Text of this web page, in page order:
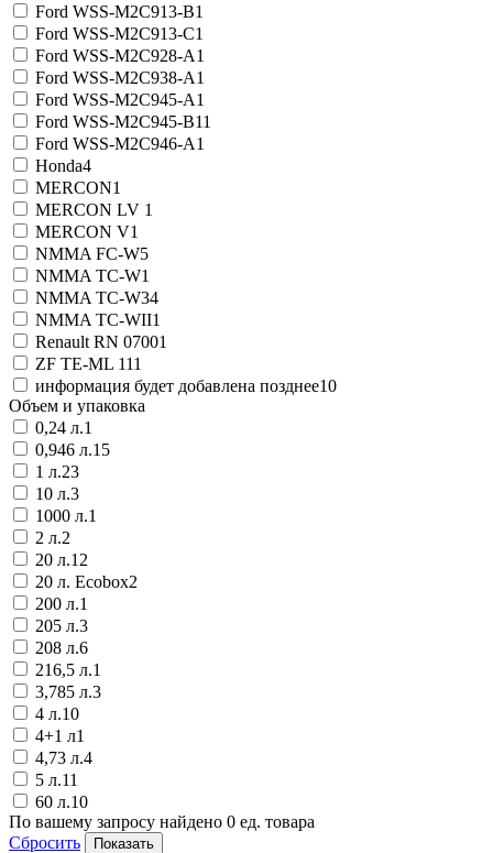
Ford WSS-M2C913-B1
Ford WSS-M2C913-C1
Ford WSS-M2C928-A1
Ford WSS-M2C938-A1
Ford WSS-M2C945-A1
Ford WSS-M2C945-B11
Ford WSS-M2C946-A1
Honda4
MERCON1
MERCON LV 1
MERCON V1
NMMA FC-W5
NMMA TC-W1
NMMA TC-W34
NMMA TC-WII1
Renault RN 07001
ZF TE-ML 111
информация будет добавлена позднее10
Объем и упаковка
0,24 л.1
0,946 л.15
1 л.23
10 л.3
1000 л.1
2 л.2
20 л.12
20 л. Ecobox2
200 л.1
205 л.3
208 л.6
216,5 л.1
3,785 л.3
4 л.10
4+1 л1
4,73 л.4
5 л.11
60 л.10
По вашему запросу найдено 0 ед. товара
Сбросить